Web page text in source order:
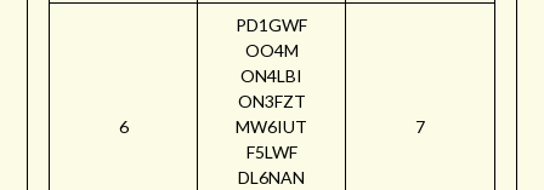
6
PD1GWF
OO4M
ON4LBI
ON3FZT
MW6IUT
F5LWF
DL6NAN
7